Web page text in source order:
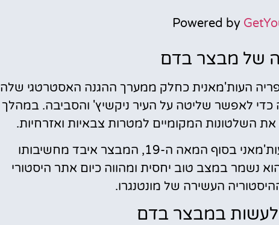
Powered by
של מבצר בדם
ה-18 על ידי האימפריה העות'מאנית כחלק ממערך ההגנה האסטרטגי שלה
לאפשר שליטה על העיר ניקשיץ' והסביבה. במהלך
השלטונות המקומיים למטרות צבאיות ואזרחיות.
לאחר שחרור העיר ניקשיץ' מהשלטון העות'מאני בסוף המאה ה-19, המבצר איבד מחשיבותו
נשמר במצב טוב יחסית ומהווה כיום אתר היסטורי
העשירה של מונטנגרו.
במבצר בדם